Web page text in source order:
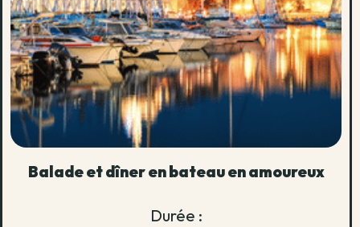
Balade et dîner en bateau en amoureux
Durée :